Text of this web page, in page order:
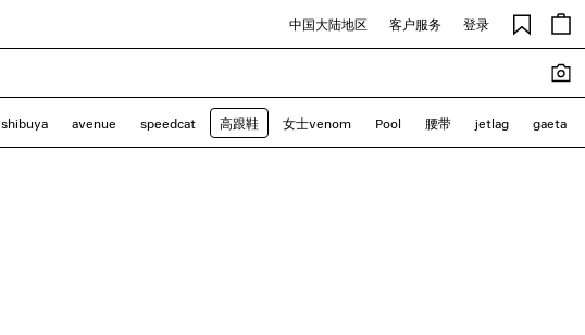
中国大陆地区 客户服务 登录
shibuya avenue speedcat 高跟鞋 女士venom Pool 腰带 jetlag gaeta